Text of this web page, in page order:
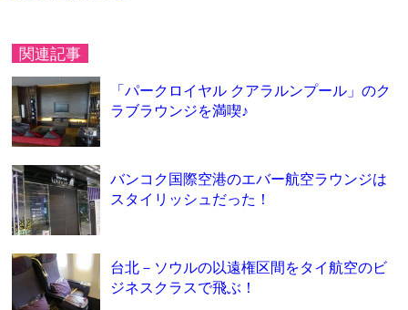
関連記事
「パークロイヤル クアラルンプール」のク
ラブラウンジを満喫♪
バンコク国際空港のエバー航空ラウンジは
スタイリッシュだった！
台北－ソウルの以遠権区間をタイ航空のビ
ジネスクラスで飛ぶ！